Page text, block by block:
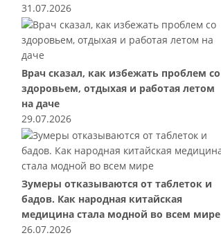
31.07.2026
Врач сказал, как избежать проблем со
здоровьем, отдыхая и работая летом
на даче
29.07.2026
Зумеры отказываются от таблеток и
бадов. Как народная китайская
медицина стала модной во всем мире
26.07.2026